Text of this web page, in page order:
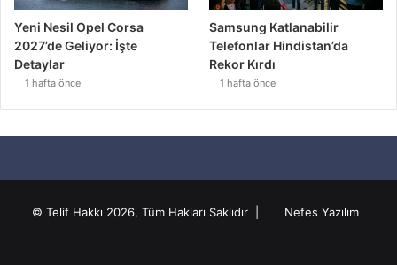
Yeni Nesil Opel Corsa
2027’de Geliyor: İşte
Detaylar
1 hafta önce
Samsung Katlanabilir
Telefonlar Hindistan’da
Rekor Kırdı
1 hafta önce
© Telif Hakkı 2026, Tüm Hakları Saklıdır | Nefes Yazılım